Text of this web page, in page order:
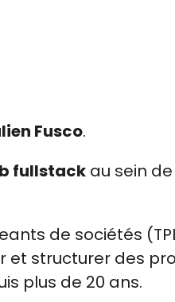
Fusco.
fullstack au sein
de sociétés
et structurer des
plus de 20 ans.